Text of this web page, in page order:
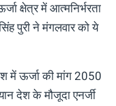
क्षेत्र में आत्मनिर्भरता
पुरी ने मंगलवार को ये
में ऊर्जा की मांग 2050
देश के मौजूदा एनर्जी